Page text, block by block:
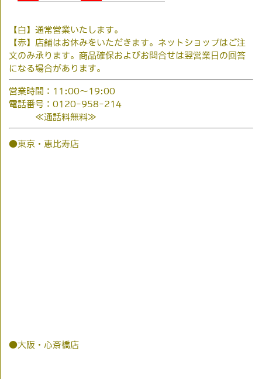
【白】通常営業いたします。
【赤】店舗はお休みをいただきます。ネットショップはご注
文のみ承ります。商品確保およびお問合せは翌営業日の回答
になる場合があります。
営業時間：11:00～19:00
電話番号：0120-958-214
≪通話料無料≫
●東京・恵比寿店
●大阪・心斎橋店